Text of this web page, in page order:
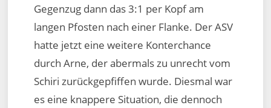
Gegenzug dann das 3:1 per Kopf am
langen Pfosten nach einer Flanke. Der ASV
hatte jetzt eine weitere Konterchance
durch Arne, der abermals zu unrecht vom
Schiri zurückgepfiffen wurde. Diesmal war
es eine knappere Situation, die dennoch